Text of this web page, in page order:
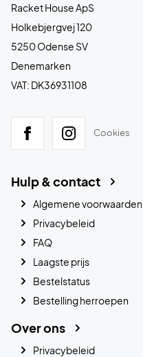
Racket House ApS
Holkebjergvej 120
5250 Odense SV
Denemarken
VAT: DK36931108
Cookies
Hulp & contact
Algemene voorwaarden
Privacybeleid
FAQ
Laagste prijs
Bestelstatus
Bestelling herroepen
Over ons
Privacybeleid